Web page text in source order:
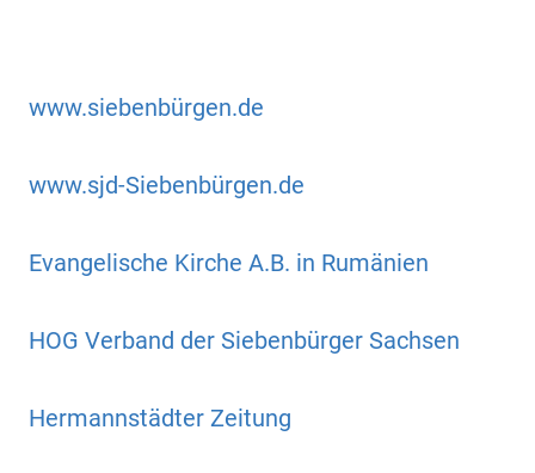
www.siebenbürgen.de
www.sjd-Siebenbürgen.de
Evangelische Kirche A.B. in Rumänien
HOG Verband der Siebenbürger Sachsen
Hermannstädter Zeitung